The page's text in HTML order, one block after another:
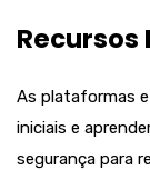
As plataformas
iniciais e
segurança para